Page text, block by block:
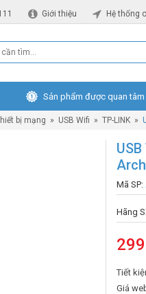
Giới thiệu Hệ thống
Sản phẩm được quan tâm
bị mạng » USB Wifi » TP-LINK »
Mã SP:
Hãng
Tiết
Giá